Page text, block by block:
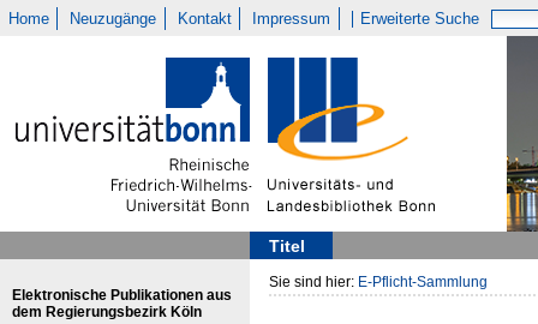
Home Neuzugänge Kontakt Impressum Erweiterte Suche
Titel
Elektronische Publikationen aus
dem Regierungsbezirk Köln
Sie sind hier: E-Pflicht-Sammlung